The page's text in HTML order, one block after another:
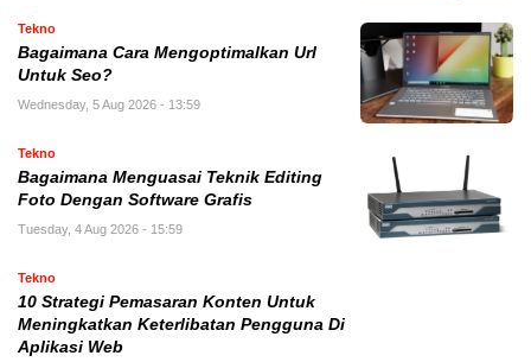
Tekno
Bagaimana Cara Mengoptimalkan Url
Untuk Seo?
Wednesday, 5 Aug 2026 - 13:59
Tekno
Bagaimana Menguasai Teknik Editing
Foto Dengan Software Grafis
Tuesday, 4 Aug 2026 - 15:59
Tekno
10 Strategi Pemasaran Konten Untuk
Meningkatkan Keterlibatan Pengguna Di
Aplikasi Web